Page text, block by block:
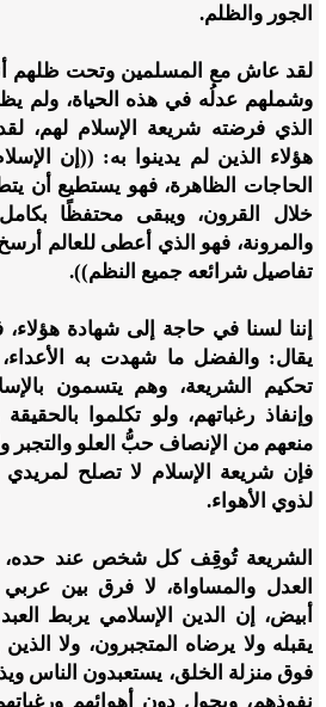
الجور والظلم.
لقد عاش مع المسلمين وتحت ظلهم
وشملهم عدلُه في هذه الحياة، ولم
الذي فرضته شريعة الإسلام لهم،
هؤلاء الذين لم يدينوا به: ((إن
الحاجات الظاهرة، فهو يستطيع أن
خلال القرون، ويبقى محتفظًا
والمرونة، فهو الذي أعطى للعالم
تفاصيل شرائعه جميع النظم)).
إننا لسنا في حاجة إلى شهادة
يقال: والفضل ما شهدت به
تحكيم الشريعة، وهم يتسمون
وإنفاذ رغباتهم، ولو تكلموا
منعهم من الإنصاف حبُّ العلو والتجبر
فإن شريعة الإسلام لا تصلح
لذوي الأهواء.
الشريعة تُوقِف كل شخص عند حده،
العدل والمساواة، لا فرق بين
أبيض، إن الدين الإسلامي يربط
يقبله ولا يرضاه المتجبرون، ولا
فوق منزلة الخلق، يستعبدون الناس
نفوذهم، ويحول دون أهوائهم